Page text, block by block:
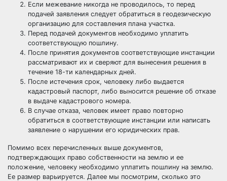
Если межевание никогда не проводилось, то перед
подачей заявления следует обратиться в геодезическую
организацию для составления плана участка.
Перед подачей документов необходимо уплатить
соответствующую пошлину.
После принятия документов соответствующие инстанции
рассматривают их и сверяют для вынесения решения в
течение 18-ти календарных дней.
После истечения срок, человеку либо выдается
кадастровый паспорт, либо выносится решение об отказе
в выдаче кадастрового номера.
В случае отказа, человек имеет право повторно
обратиться в соответствующие инстанции или написать
заявление о нарушении его юридических прав.
Помимо всех перечисленных выше документов,
подтверждающих право собственности на землю и ее
положение, человеку необходимо уплатить пошлину на землю.
Ее размер варьируется. Далее мы посмотрим, сколько это